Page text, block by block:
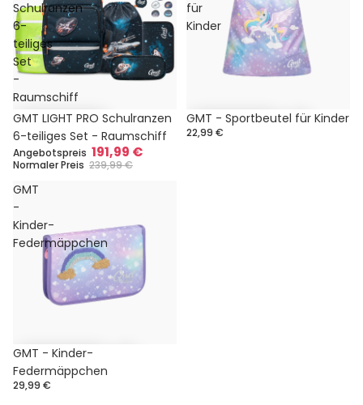
Schulranzen
6-
teiliges
Set
-
Raumschiff
Sale
GMT LIGHT PRO Schulranzen
6-teiliges Set - Raumschiff
Angebotspreis 191,99 €
Normaler Preis 239,99 €
für
Kinder
GMT - Sportbeutel für Kinder
22,99 €
GMT
-
Kinder-
Federmäppchen
GMT - Kinder-
Federmäppchen
29,99 €